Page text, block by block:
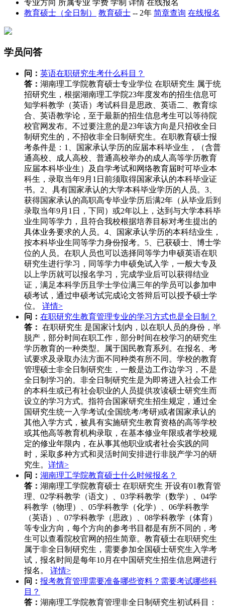
专业方向 所属专业 学费 学制 详情 在线报名
教育硕士（全日制）
教育硕士 -- 2年 简章查询 在线报名
学员问答
问： 英语在职研究生考什么科目？
答： 湖南理工学院教育硕士专业学位 在职研究生 属于统
招研究生，根据湖南理工学院23年度发布的招生信息可
知学科教学（英语）考试科目是思政、英语二、教育综
合、英语教学论，至于最新的招生信息考生可以等待院
校官网发布。不过要注意的是23年该方向是只招收全日
制研究生的，不招收非全日制研究生。在职教育硕士报
考条件是：1、国家承认学历的应届本科毕业生，（含普
通高校、成人高校、普通高校举办的成人高等学历教育
应届本科毕业生）及自学考试和网络教育届时可毕业本
科生，录取当年9月1日前须取得国家承认的本科毕业证
书。2、具有国家承认的大学本科毕业学历的人员。3、
获得国家承认的高职高专毕业学历后满2年（从毕业后到
录取当年9月1日，下同）或2年以上，达到与大学本科毕
业生同等学力，且符合我校根据培养目标对考生提出的
具体业务要求的人员。4、国家承认学历的本科结业生，
按本科毕业生同等学力身份报考。5、已获硕士、博士学
位的人员。在职人员也可以选择同等学力申硕英语在职
研究生进行学习，同等学力申硕免试入学，一般大专及
以上学历就可以报名学习，完成学业后可以获得结业
证，满足本科学历且学士学位满三年的学员可以参加申
硕考试，通过申硕考试完成论文答辩后可以授予硕士学
位。 详情>
问： 在职研究生教育管理专业的学习方式也是全日制？
答： 在职研究生 是国家计划内，以在职人员的身份，半
脱产，部分时间在职工作，部分时间在校学习的研究生
学历教育的一种类型。属于国民教育系列。在报名、考
试要求及录取办法方面不同种类有所不同。学校的教育
管理硕士非全日制研究生，一般是边工作边学习，不是
全日制学习的。非全日制研究生是为即将进入社会工作
的本科生或已有社会职业的人员提供攻读硕士研究生而
设立的学习方式。指符合国家研究生招生规定，通过全
国研究生统一入学考试(全国统考/考研)或者国家承认的
其他入学方式，被具有实施研究生教育资格的高等学校
或其他高等教育机构录取，在基本修业年限或者学校规
定的修业年限内，在从事其他职业或者社会实践的同
时，采取多种方式和灵活时间安排进行非脱产学习的研
究生。 详情>
问： 湖南理工学院教育硕士什么时候报名？
答： 湖南理工学院教育硕士 在职研究生 开设有01教育管
理、02学科教学（语文）、03学科教学（数学）、04学
科教学（物理）、05学科教学（化学）、06学科教学
（英语）、07学科教学（思政）、08学科教学（体育）
等专业方向，每个方向的参考书目都是有所不同的，考
生可以查看院校官网的招生简章。教育硕士在职研究生
属于非全日制研究生，需要参加全国硕士研究生入学考
试，报名时间是每年10月在中国研究生招生信息网进行
报名。 详情>
问： 报考教育管理需要准备哪些资料？需要考试哪些科
目？
答： 湖南理工学院教育管理非全日制研究生初试科目：